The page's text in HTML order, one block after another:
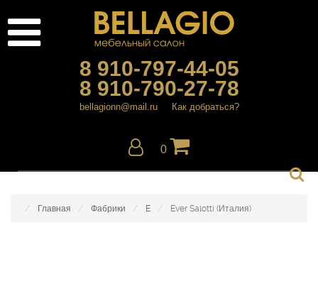
8 910-797-44-05
8 910-790-27-78
bellagionn@mail.ru Как добраться?
0
Главная Фабрики E Ever Salotti (Италия)